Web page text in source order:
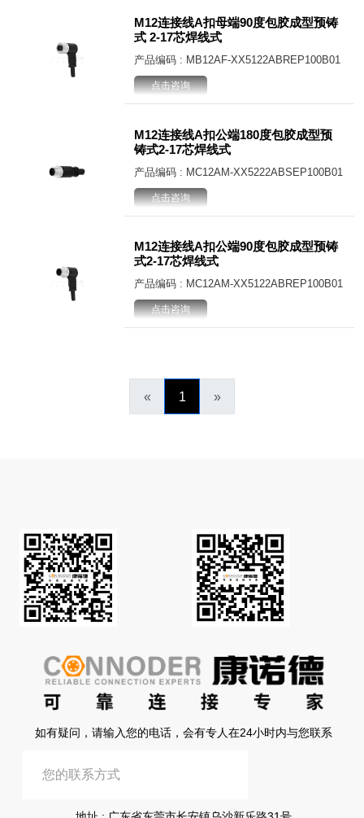
M12连接线A扣母端90度包胶成型预铸
式 2-17芯焊线式
产品编码 : MB12AF-XX5122ABREP100B01
点击咨询
M12连接线A扣公端180度包胶成型预
铸式2-17芯焊线式
产品编码 : MC12AM-XX5222ABSEP100B01
点击咨询
M12连接线A扣公端90度包胶成型预铸
式2-17芯焊线式
产品编码 : MC12AM-XX5122ABREP100B01
点击咨询
« 1 »
如有疑问，请输入您的电话，会有专人在24小时内与您联系